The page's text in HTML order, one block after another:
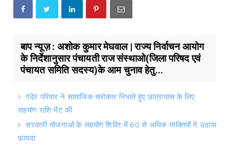
बाप न्यूज़ : अशोक कुमार मेघवाल | राज्य निर्वाचन आयोग
के निर्देशानुसार पंचायती राज संस्थाओ(जिला परिषद एवं
पंचायत समिति सदस्य)के आम चुनाव हेतु...
गंढेर परिवार ने सामाजिक सरोकार निभाते हुए छात्रावास के लिए
सहयोग राशि भेंट की
सरकारी योजनाओं के सहयोग शिविर में 60 से अधिक व्यक्तियों ने उठाया
फ़ायदा